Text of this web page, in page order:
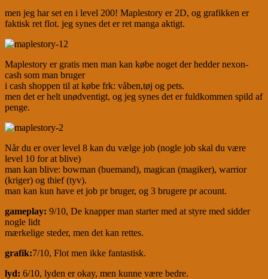
men jeg har set en i level 200! Maplestory er 2D, og grafikken er
faktisk ret flot. jeg synes det er ret manga aktigt.
Maplestory er gratis men man kan købe noget der hedder nexon-
cash som man bruger
i cash shoppen til at købe frk: våben,tøj og pets.
men det er helt unødventigt, og jeg synes det er fuldkommen spild af
penge.
Når du er over level 8 kan du vælge job (nogle job skal du være
level 10 for at blive)
man kan blive: bowman (buemand), magican (magiker), warrior
(kriger) og thief (tyv).
man kan kun have et job pr bruger, og 3 brugere pr acount.
gameplay: 9/10, De knapper man starter med at styre med sidder
nogle lidt
mærkelige steder, men det kan rettes.
grafik:7/10, Flot men ikke fantastisk.
lyd: 6/10, lyden er okay, men kunne være bedre.